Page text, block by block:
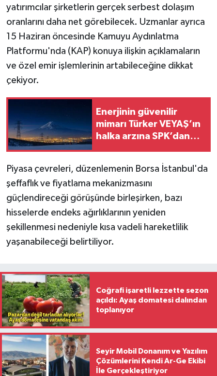
yatırımcılar şirketlerin gerçek serbest dolaşım
oranlarını daha net görebilecek. Uzmanlar ayrıca
15 Haziran öncesinde Kamuyu Aydınlatma
Platformu'nda (KAP) konuya ilişkin açıklamaların
ve özel emir işlemlerinin artabileceğine dikkat
çekiyor.
Enerjinin güvenilir
mimarı Türker VEYAŞ’ın
halka arzına SPK’dan
Piyasa çevreleri, düzenlemenin Borsa İstanbul'da
şeffaflık ve fiyatlama mekanizmasını
güçlendireceği görüşünde birleşirken, bazı
hisselerde endeks ağırlıklarının yeniden
şekillenmesi nedeniyle kısa vadeli hareketlilik
yaşanabileceği belirtiliyor.
Coğrafi işaretli lezzette sezon
açıldı: Ayaş domatesi dalından
toplanıyor
Seyir Mobil Donanım ve Yazılım
Çözümlerini Kendi Ar-Ge Ekibi
İle Gerçekleştiriyor